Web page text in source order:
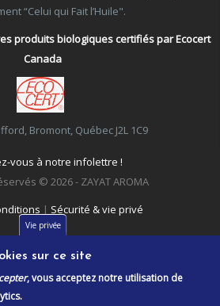
“Celui qui Fait l’Huile".
produits biologiques certifiés par Ecocert
Canada
Bromont, Québec J2L 1C9
vous à notre infolettre !
© 2026 - ZAYAT AROMA
| Sécurité & vie privé
Vie privée
sur ce site
, vous acceptez notre utilisation de